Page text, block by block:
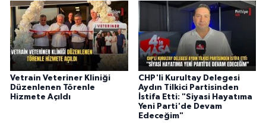
Vetrain Veteriner Kliniği
Düzenlenen Törenle
Hizmete Açıldı
CHP'li Kurultay Delegesi
Aydın Tilkici Partisinden
İstifa Etti: "Siyasi Hayatıma
Yeni Parti'de Devam
Edeceğim"